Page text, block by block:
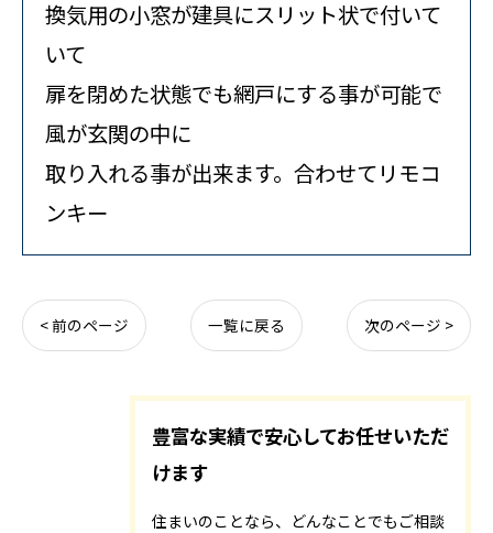
換気用の小窓が建具にスリット状で付いて
いて
扉を閉めた状態でも網戸にする事が可能で
風が玄関の中に
取り入れる事が出来ます。合わせてリモコ
ンキー
< 前のページ 一覧に戻る 次のページ >
豊富な実績で安心してお任せいただ
けます
住まいのことなら、どんなことでもご相談